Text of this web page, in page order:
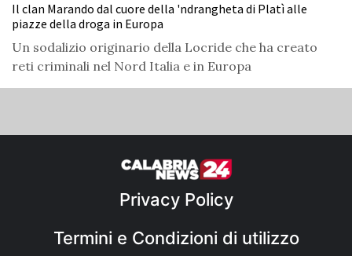
Il clan Marando dal cuore della 'ndrangheta di Platì alle
piazze della droga in Europa
Un sodalizio originario della Locride che ha creato
reti criminali nel Nord Italia e in Europa
Privacy Policy
Termini e Condizioni di utilizzo